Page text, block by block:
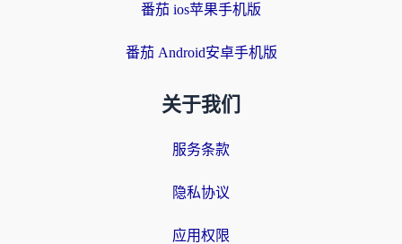
番茄 ios苹果手机版
番茄 Android安卓手机版
关于我们
服务条款
隐私协议
应用权限